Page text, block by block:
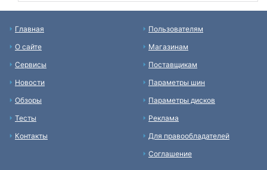
Главная
О сайте
Сервисы
Новости
Обзоры
Тесты
Контакты
Пользователям
Магазинам
Поставщикам
Параметры шин
Параметры дисков
Реклама
Для правообладателей
Соглашение